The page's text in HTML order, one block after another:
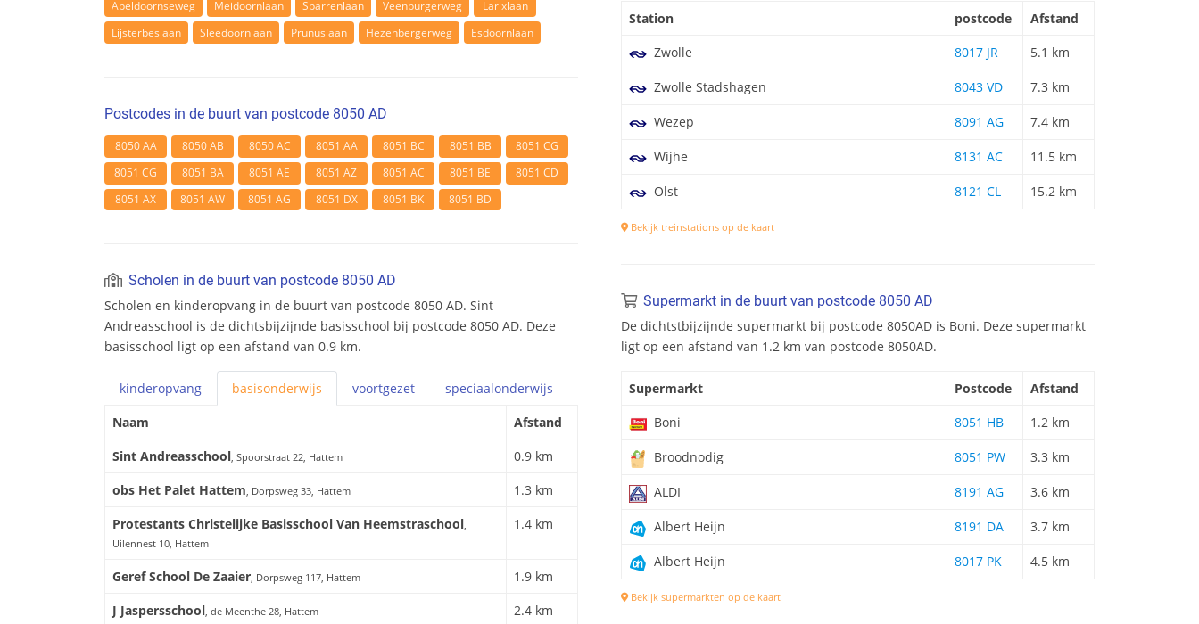
Apeldoornseweg Meidoornlaan Sparrenlaan Veenburgerweg
Larixlaan
Lijsterbeslaan
Sleedoornlaan Prunuslaan Hezenbergerweg Esdoornlaan
Postcodes in de buurt van postcode 8050 AD
8050 AA 8050 AB 8050 AC 8051 AA 8051 BC 8051 BB
8051 CG
8051 CG
8051 BA 8051 AE 8051 AZ 8051 AC 8051 BE
8051 CD
8051 AX
8051 AW 8051 AG 8051 DX 8051 BK 8051 BD
Scholen in de buurt van postcode 8050 AD
Scholen en kinderopvang in de buurt van postcode 8050 AD. Sint
Andreasschool is de dichtsbijzijnde basisschool bij postcode 8050 AD. Deze
basisschool ligt op een afstand van 0.9 km.
kinderopvang basisonderwijs voortgezet speciaalonderwijs
Naam
Afstand
Sint Andreasschool, Spoorstraat 22, Hattem
0.9 km
obs Het Palet Hattem, Dorpsweg 33, Hattem
1.3 km
Protestants Christelijke Basisschool Van Heemstraschool,
Uilennest 10, Hattem
1.4 km
Geref School De Zaaier, Dorpsweg 117, Hattem
1.9 km
J Jaspersschool, de Meenthe 28, Hattem 2.4 km
Station postcode
Afstand
Zwolle
8017 JR 5.1 km
Zwolle Stadshagen 8043 VD 7.3 km
Wezep 8091 AG 7.4 km
Wijhe 8131 AC 11.5 km
Olst 8121 CL 15.2 km
Bekijk treinstations op de kaart
Supermarkt in de buurt van postcode 8050 AD
De dichtstbijzijnde supermarkt bij postcode 8050AD is Boni. Deze supermarkt
ligt op een afstand van 1.2 km van postcode 8050AD.
Supermarkt Postcode
Afstand
Boni
8051 HB 1.2 km
Broodnodig 8051 PW 3.3 km
ALDI 8191 AG 3.6 km
Albert Heijn 8191 DA 3.7 km
Albert Heijn 8017 PK 4.5 km
Bekijk supermarkten op de kaart